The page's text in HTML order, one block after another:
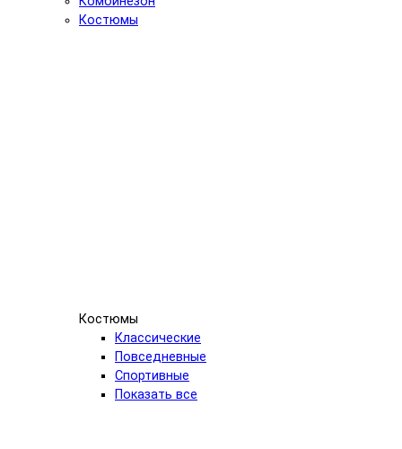
Костюмы
Костюмы
Классические
Повседневные
Спортивные
Показать все